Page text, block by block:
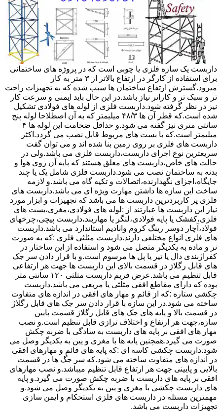
داربست یک سازه فلزی یا چوبی است که در پروژه های ساختمانی
برای استفاده از کارگر در ارتفاع بالاتر از ۳ متر به کار
میرود.گسترش ارتفاع ساختمان ها سبب شده که به تجهیزات راحت
تر و سبک تر و کاراتر نیاز باشد.در این حال باید ایمنی و سرعت کار
نیز در نظر گرفته شود.داربست فلزی از لوله های فولادی تشکیل
شده است.که قطر آن ها ۴۸/۳ میلیمتر که به آن اصطلاحا لوله پنج
سانتی متری نیز گفته می شود.و حداقل ضخامت این لوله ها ۴
میلیمتر است.که با بست های مربوط قابل نصب می گردد.اکثر
داربست های فلزی بر روی زمین بنا شده اند و می توان گفت
سریعترین نوع اجرای داربست،داربست فلزی می باشد.ولی در
حالت های خاص،داربست های معلق هستند که پایه آن روی هوا و
بدنه به ساختمان نصب می شود.داربست فلزی شامل یک یا چند
جایگاه،اجزای نگهدارنده،اتصالات و تکیه گاه می باشد.و لازمه
ساخت این سازه ها داشتن مهارت ویژه ای می باشد.داربست های
فلزی پر کاربردترین داربست ها می باشد که تجهیزات و ابزار مورد
نیاز این داربست ها عبارتند از :لوله های فولادی،مغزی،بست های
فلزی،کفشک یا پایه فولادی،لنگر یا مهاربند،داربست پیچی،چرخهای
فولاد،آچار دوسر رینگ کروم وانادیم استاندارد می باشد.داربست
های فلزی انواع مختلفی دارند.داربست مثلثی فلزی :که به صورت
نر و ماده به یکدیگر متصل می شود و استفاده از این ساختار در
کفراژبندی دال یا تیر یا پل ها مرسوم است.و با قرار دادن سر جک
های قابل رگلاژ در قسمت بالای این داربست ها جهت هر ارتفاعی
قابل تنظیم می باشد.عرض فریم داربست مثلثی ۱۲۰ سانتی متر
بوده که دارای مقاطع افقی مثلثی یا مربعی می باشد.داربست
چکشی ستاره :که از قائم و مهار های افقی در اندازه های متفاوت
ساخته می شود.در این سازه با قرار دادن سر جک های قابل رگلاژ
در قسمت بالا و پایه های جک های قابل رگلاژ قسمت پایین
سازه،جهت هر ارتفاع و اختلاف ترازی قابل تنظیم است.و نصب
مهار های افقی بر پایه های داربست به سادگی با ضربه چکش
صورت می گیرد.همچنین پایه ها با مغزی و پین به یکدیگر وصل می
شود.داربست چکشی کاسه ای :که پایه های قائم و مهارهای افقی
در اندازه های متفاوت ساخته می شود.که سر جگ ها در قسمت
بالایی و پایینی جهت هر ارتفاع قابل تنظیم میباشد.و نصب مهارهای
افقی بر پایه های داربست با ضربه چکش صورت می گیرد.و پایه
های داربست چکشی با مغزی و پین به یکدیگر وصل می شود.و
مهمترین مسئله در داربست های فلزی استحکام و ایمن سازی
تجهیزات داربست می باشد.